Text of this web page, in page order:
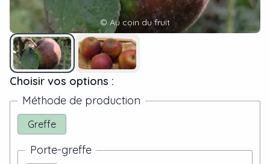
© Au coin du fruit
Choisir vos options :
Méthode de production
Greffe
Porte-greffe